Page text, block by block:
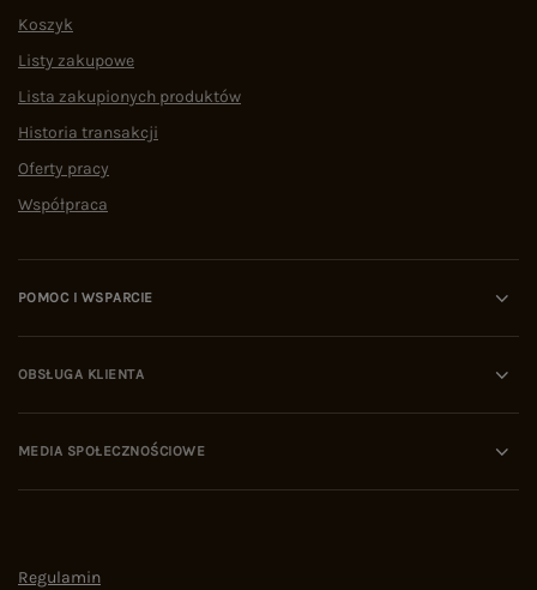
Koszyk
Listy zakupowe
Lista zakupionych produktów
Historia transakcji
Oferty pracy
Współpraca
POMOC I WSPARCIE
OBSŁUGA KLIENTA
MEDIA SPOŁECZNOŚCIOWE
Regulamin